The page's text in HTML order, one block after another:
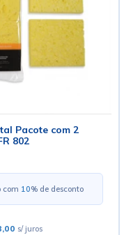
Pacote com 2
802
com 10% de desconto
s/ juros